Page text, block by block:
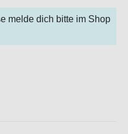
melde dich bitte im Shop